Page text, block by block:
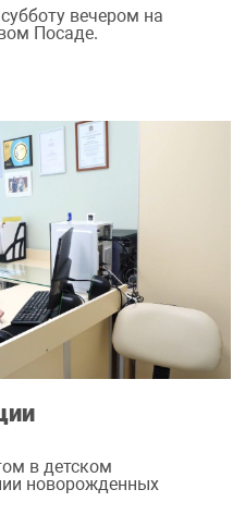
вечером на
Посаде.
в детском
новорожденных